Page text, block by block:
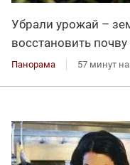
Убрали урожай –
восстановить
Панорама 57 минут